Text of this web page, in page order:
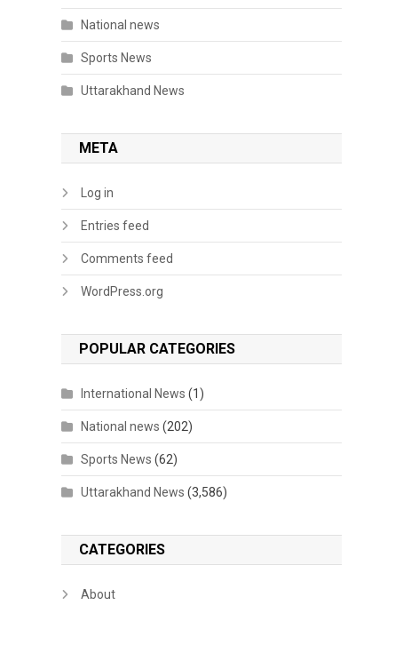
National news
Sports News
Uttarakhand News
META
Log in
Entries feed
Comments feed
WordPress.org
POPULAR CATEGORIES
International News (1)
National news (202)
Sports News (62)
Uttarakhand News (3,586)
CATEGORIES
About